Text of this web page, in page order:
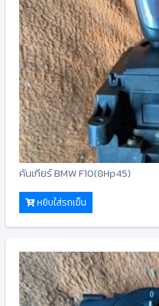
คันเกียร์ BMW F10(8Hp45)
หยิบใส่รถเข็น